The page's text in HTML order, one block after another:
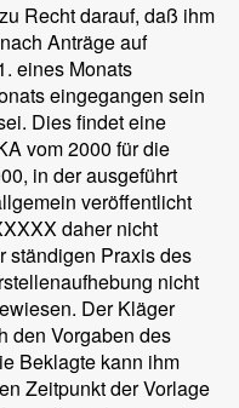
Recht darauf, daß ihm
Anträge auf
eines Monats
eingegangen sein
Dies findet eine
vom 2000 für die
in der ausgeführt
veröffentlicht
daher nicht
ständigen Praxis des
nicht
Der Kläger
den Vorgaben des
Beklagte kann ihm
Zeitpunkt der Vorlage